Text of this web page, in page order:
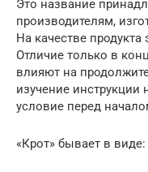
Это название
производителям,
На качестве продукта
Отличие только в
влияют на
изучение инструкции
условие перед
«Крот» бывает в виде: